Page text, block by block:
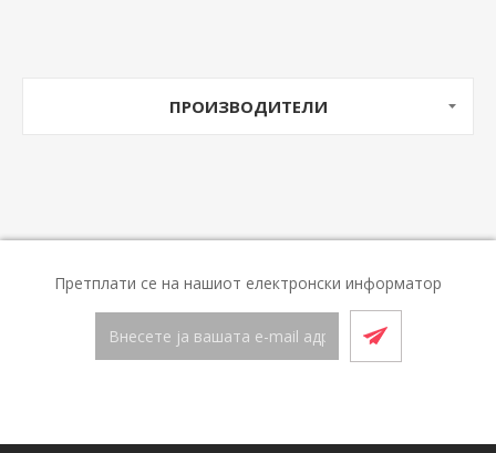
ПРОИЗВОДИТЕЛИ
Претплати се на нашиот електронски информатор